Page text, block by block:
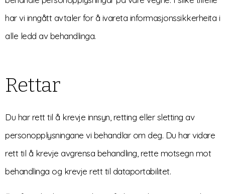
har vi inngått avtaler for å ivareta informasjonssikkerheita i
alle ledd av behandlinga.
Rettar
Du har rett til å krevje innsyn, retting eller sletting av
personopplysningane vi behandlar om deg. Du har vidare
rett til å krevje avgrensa behandling, rette motsegn mot
behandlinga og krevje rett til dataportabilitet.